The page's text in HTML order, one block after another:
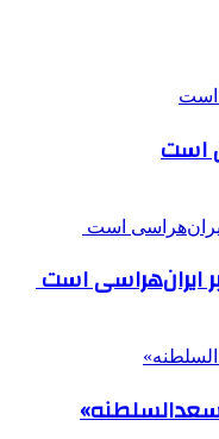
ایران‌هراسی است